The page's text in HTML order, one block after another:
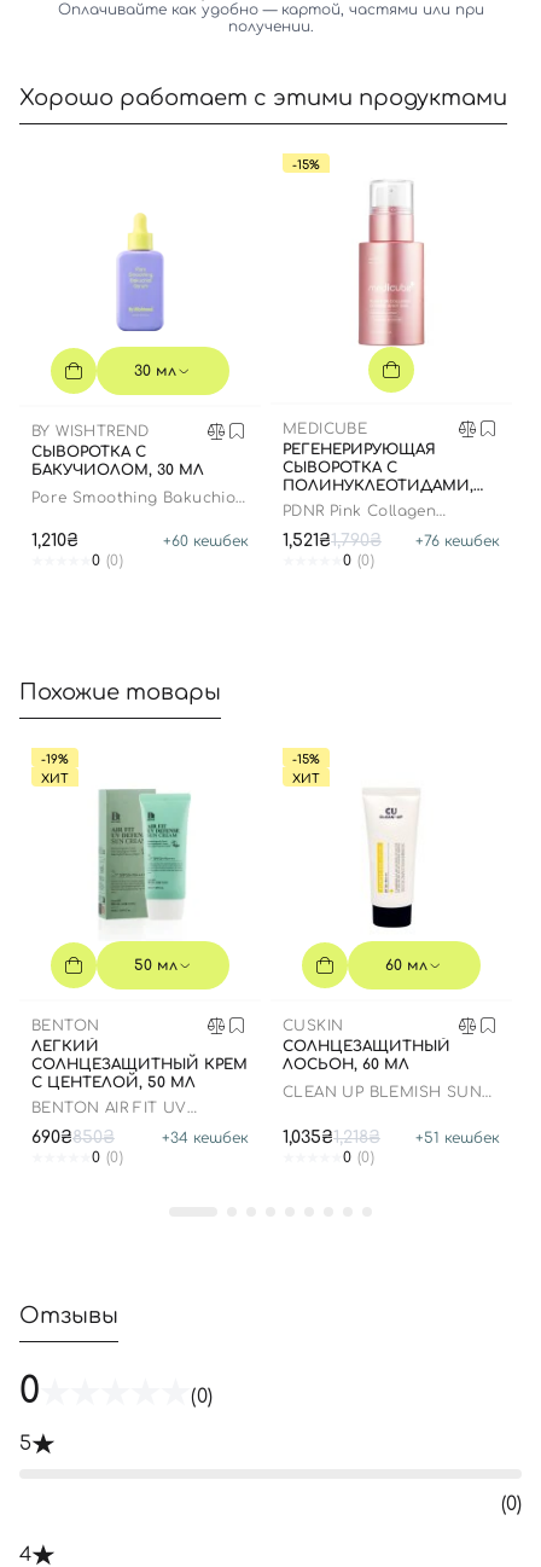
Оплачивайте как удобно — картой, частями или при
получении.
Хорошо работает с этими продуктами
30 мл
BY WISHTREND
СЫВОРОТКА С
БАКУЧИОЛОМ, 30 МЛ
Pore Smoothing Bakuchiol
1,210₴ +60 кешбек
0 (0)
-15%
MEDICUBE
РЕГЕНЕРИРУЮЩАЯ
СЫВОРОТКА С
ПОЛИНУКЛЕОТИДАМИ,
ЭКЗОСОМАМИ И
СПИКУЛАМИ, 30 МЛ
PDNR Pink Collagen
1,521₴1,790₴ +76 кешбек
0 (0)
Похожие товары
-19%
ХИТ
50 мл
BENTON
ЛЕГКИЙ
СОЛНЦЕЗАЩИТНЫЙ КРЕМ
С ЦЕНТЕЛОЙ, 50 МЛ
BENTON AIR FIT UV
SPF50
690₴850₴ +34 кешбек
0 (0)
-15%
ХИТ
60 мл
CUSKIN
СОЛНЦЕЗАЩИТНЫЙ
ЛОСЬОН, 60 МЛ
CLEAN UP BLEMISH SUN
1,035₴1,218₴ +51 кешбек
0 (0)
Отзывы
0 (0)
5
(0)
4
Регистрация
Номер телефона
Отправляя форму для авторизации/регистрации, вы
принимаете условия Пользовательские соглашения
Далее
Войти с помощью e-mail